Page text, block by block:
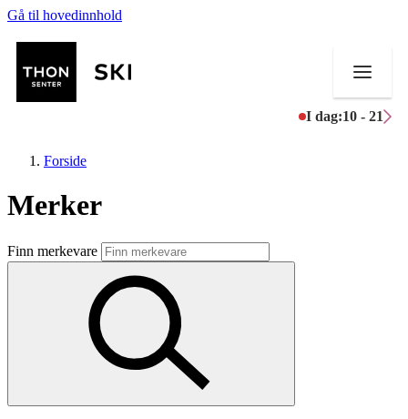
Gå til hovedinnhold
I dag:10 - 21
Butikker
Mat og drikke
Aktiviteter
Forside
Merker
Finn merkevare